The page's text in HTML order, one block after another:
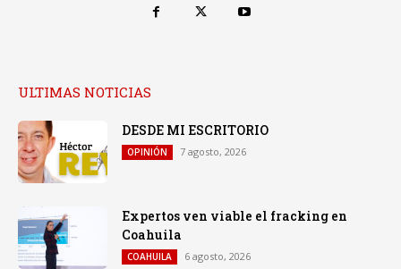
ULTIMAS NOTICIAS
DESDE MI ESCRITORIO
OPINIÓN 7 agosto, 2026
Expertos ven viable el fracking en
Coahuila
COAHUILA 6 agosto, 2026